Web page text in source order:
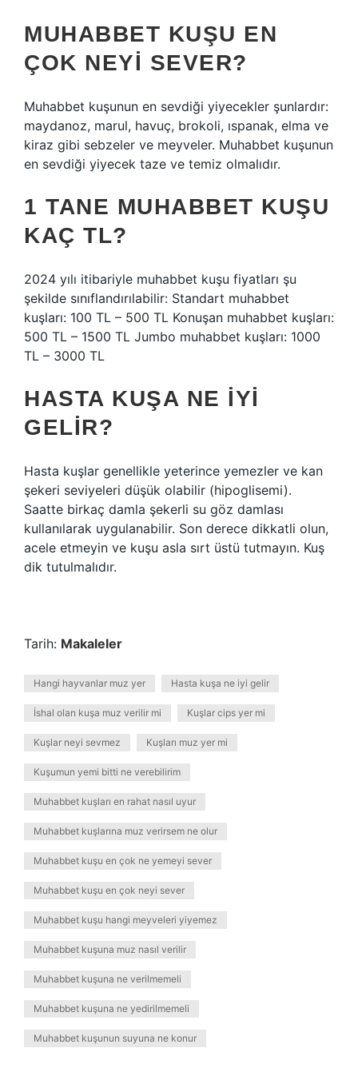
MUHABBET KUŞU EN
ÇOK NEYI SEVER?
Muhabbet kuşunun en sevdiği yiyecekler şunlardır:
maydanoz, marul, havuç, brokoli, ıspanak, elma ve
kiraz gibi sebzeler ve meyveler. Muhabbet kuşunun
en sevdiği yiyecek taze ve temiz olmalıdır.
1 TANE MUHABBET KUŞU
KAÇ TL?
2024 yılı itibariyle muhabbet kuşu fiyatları şu
şekilde sınıflandırılabilir: Standart muhabbet
kuşları: 100 TL – 500 TL Konuşan muhabbet kuşları:
500 TL – 1500 TL Jumbo muhabbet kuşları: 1000
TL – 3000 TL
HASTA KUŞA NE IYI
GELIR?
Hasta kuşlar genellikle yeterince yemezler ve kan
şekeri seviyeleri düşük olabilir (hipoglisemi).
Saatte birkaç damla şekerli su göz damlası
kullanılarak uygulanabilir. Son derece dikkatli olun,
acele etmeyin ve kuşu asla sırt üstü tutmayın. Kuş
dik tutulmalıdır.
Tarih: Makaleler
Hangi hayvanlar muz yer Hasta kuşa ne iyi gelir
İshal olan kuşa muz verilir mi Kuşlar cips yer mi
Kuşlar neyi sevmez Kuşları muz yer mi
Kuşumun yemi bitti ne verebilirim
Muhabbet kuşları en rahat nasıl uyur
Muhabbet kuşlarına muz verirsem ne olur
Muhabbet kuşu en çok ne yemeyi sever
Muhabbet kuşu en çok neyi sever
Muhabbet kuşu hangi meyveleri yiyemez
Muhabbet kuşuna muz nasıl verilir
Muhabbet kuşuna ne verilmemeli
Muhabbet kuşuna ne yedirilmemeli
Muhabbet kuşunun suyuna ne konur